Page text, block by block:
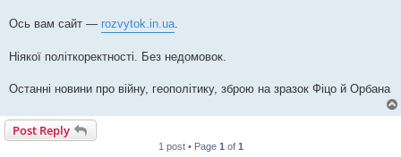
Ось вам сайт — rozvytok.in.ua.
Ніякої політкоректності. Без недомовок.
Останні новини про війну, геополітику, зброю на зразок Фіцо й Орбана
Post Reply
1 post • Page 1 of 1